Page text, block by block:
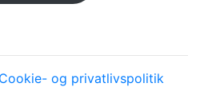
Cookie- og privatlivspolitik